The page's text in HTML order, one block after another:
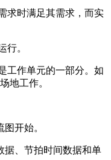
时满足其需求，而实
。
作单元的一部分。如
地工作。
开始。
、节拍时间数据和单